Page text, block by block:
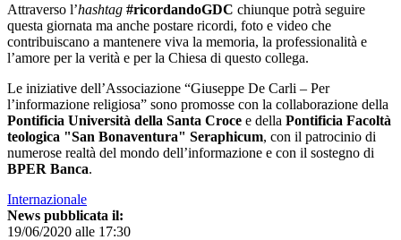
Attraverso l’hashtag #ricordandoGDC chiunque potrà seguire
questa giornata ma anche postare ricordi, foto e video che
contribuiscano a mantenere viva la memoria, la professionalità e
l’amore per la verità e per la Chiesa di questo collega.
Le iniziative dell’Associazione “Giuseppe De Carli – Per
l’informazione religiosa” sono promosse con la collaborazione della
Pontificia Università della Santa Croce e della Pontificia Facoltà
teologica "San Bonaventura" Seraphicum, con il patrocinio di
numerose realtà del mondo dell’informazione e con il sostegno di
BPER Banca.
Internazionale
News pubblicata il:
19/06/2020 alle 17:30